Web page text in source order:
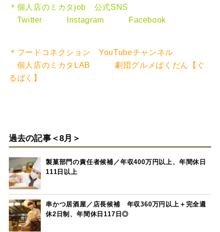
＊個人店のミカタjob 公式SNS
Twitter
Instagram Facebook
＊フードコネクション YouTubeチャンネル
個人店のミカタLAB
劇団グルメばくだん【ぐ
るばく】
過去の記事＜8月＞
製菓部門の責任者候補／年収400万円以上、年間休日
111日以上
串かつ居酒屋／店長候補 年収360万円以上＋完全週
休2日制、年間休日117日◎